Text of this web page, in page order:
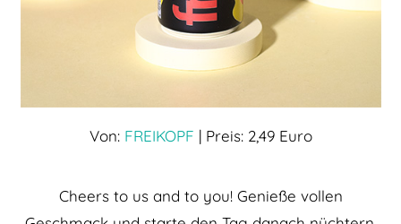
Von: FREIKOPF | Preis: 2,49 Euro
Cheers to us and to you! Genieße vollen